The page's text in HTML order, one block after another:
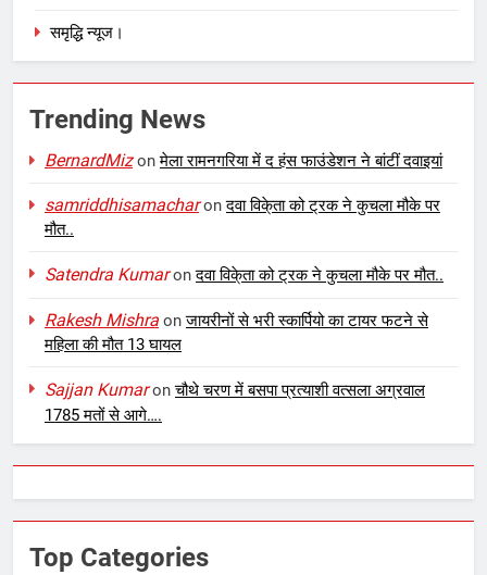
समृद्धि न्यूज।
Trending News
BernardMizonमेला रामनगरिया में द हंस फाउंडेशन ने बांटीं दवाइयां
samriddhisamacharonदवा विके्ता को ट्रक ने कुचला मौके पर
मौत..
Satendra Kumaronदवा विके्ता को ट्रक ने कुचला मौके पर मौत..
Rakesh Mishra onजायरीनों से भरी स्कार्पियो का टायर फटने से
महिला की मौत 13 घायल
Sajjan Kumaronचौथे चरण में बसपा प्रत्याशी वत्सला अग्रवाल
1785 मतों से आगे….
Top Categories